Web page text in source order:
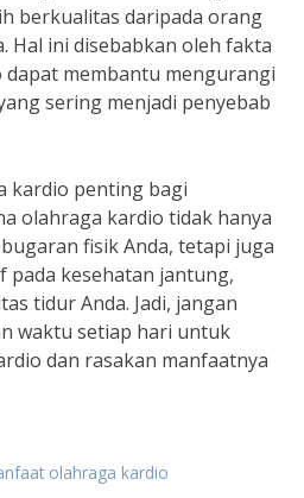
berkualitas daripada orang
Hal ini disebabkan oleh fakta
membantu mengurangi
sering menjadi penyebab
kardio penting bagi
olahraga kardio tidak hanya
fisik Anda, tetapi juga
pada kesehatan jantung,
tidur Anda. Jadi, jangan
waktu setiap hari untuk
dan rasakan manfaatnya
olahraga kardio